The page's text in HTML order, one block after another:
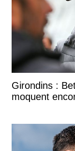
Girondins :
moquent